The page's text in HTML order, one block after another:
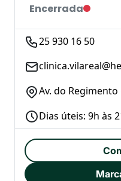
Encerrada
25 930 16 50
Av. do
Dias úteis: 9h às